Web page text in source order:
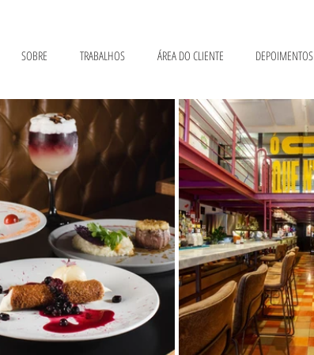
SOBRE TRABALHOS ÁREA DO CLIENTE DEPOIMENTOS